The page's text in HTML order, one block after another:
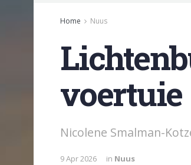
Home Nuus
voertuie
Nicolene Smalman-
9 Apr 2026 in Nuus